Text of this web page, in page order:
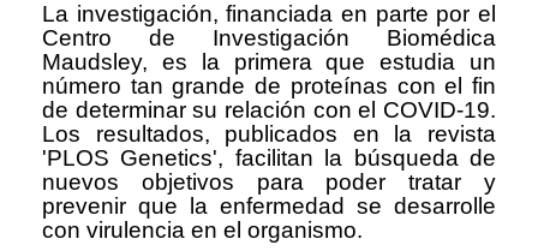
La investigación, financiada en parte por el
Centro de Investigación Biomédica
Maudsley, es la primera que estudia un
número tan grande de proteínas con el fin
de determinar su relación con el COVID-19.
Los resultados, publicados en la revista
'PLOS Genetics', facilitan la búsqueda de
nuevos objetivos para poder tratar y
prevenir que la enfermedad se desarrolle
con virulencia en el organismo.